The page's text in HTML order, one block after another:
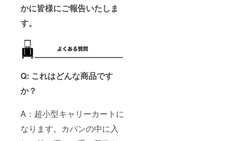
かに皆様にご報告いたしま
す。
Q: これはどんな商品です
か？
A：超小型キャリーカートに
なります。カバンの中に入